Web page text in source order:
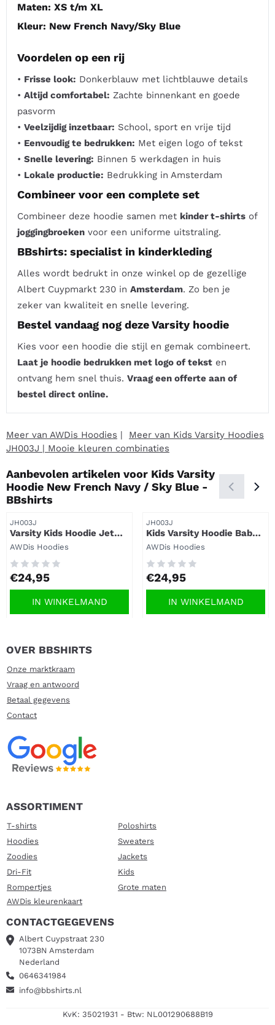
Maten: XS t/m XL
Kleur: New French Navy/Sky Blue
Voordelen op een rij
• Frisse look: Donkerblauw met lichtblauwe details
•Altijd comfortabel: Zachte binnenkant en goede
pasvorm
•Veelzijdig inzetbaar: School, sport en vrije tijd
• Eenvoudig te bedrukken: Met eigen logo of tekst
•Snelle levering: Binnen 5 werkdagen in huis
• Lokale productie: Bedrukking in Amsterdam
Combineer voor een complete set
Combineer deze hoodie samen met kinder t-shirts of
joggingbroeken voor een uniforme uitstraling.
BBshirts: specialist in kinderkleding
Alles wordt bedrukt in onze winkel op de gezellige
Albert Cuypmarkt 230 inAmsterdam. Zo ben je
zeker van kwaliteit en snelle levering.
Bestel vandaag nog deze Varsity hoodie
Kies voor een hoodie die stijl en gemak combineert.
Laat je hoodie bedrukken met logo of tekst en
ontvang hem snel thuis.Vraag een offerte aan of
bestel direct online.
Meer van AWDis Hoodies | Meer van Kids Varsity Hoodies
JH003J | Mooie kleuren combinaties
Aanbevolen artikelen voor Kids Varsity
Hoodie New French Navy / Sky Blue -
BBshirts
Artikelnummer
JH003J
Varsity Kids Hoodie Jet
Black / Gold | BBshirts
Merk:
AWDis Hoodies
Prijs: 24,95
€24,95
IN WINKELMAND
Artikelnummer
JH003J
Kids Varsity Hoodie Baby
pink / Arctic white |
Merk:
AWDis Hoodies
Prijs: 24,95
€24,95
IN WINKELMAND
OVER BBSHIRTS
Onze marktkraam
Vraag en antwoord
Betaal gegevens
Contact
ASSORTIMENT
T-shirts
Poloshirts
Hoodies
Sweaters
Zoodies
Jackets
Dri-Fit
Kids
Rompertjes
Grote maten
AWDis kleurenkaart
CONTACTGEGEVENS
Albert Cuypstraat 230
1073BN Amsterdam
Nederland
0646341984
info@bbshirts.nl
KvK: 35021931 - Btw: NL001290688B19